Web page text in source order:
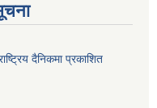
दैनिकमा प्रकाशित